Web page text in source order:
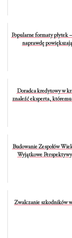
Popularne formaty płytek
naprawdę
Doradca kredytowy w
znaleźć eksperta,
Budowanie Zespołów
Wyjątkowe
Zwalczanie szkodników